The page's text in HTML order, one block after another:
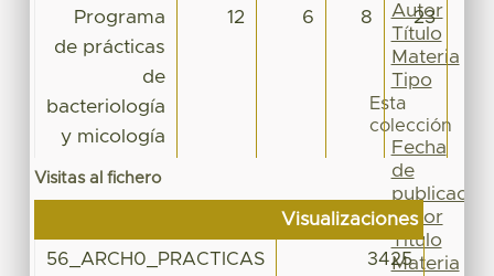
Programa
de prácticas
de
bacteriología
y micología
12 6 8 23
Visitas al fichero
Visualizaciones
56_ARCH0_PRACTICAS
3425
Autor
Título
Materia
Tipo
Esta
colección
Fecha
de
publicación
Autor
Título
Materia